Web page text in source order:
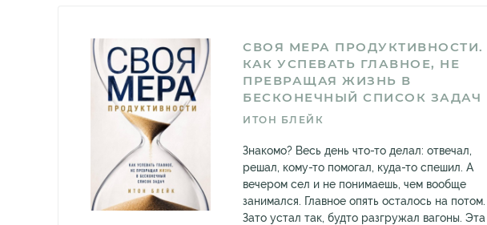
СВОЯ МЕРА ПРОДУКТИВНОСТИ.
КАК УСПЕВАТЬ ГЛАВНОЕ, НЕ
ПРЕВРАЩАЯ ЖИЗНЬ В
БЕСКОНЕЧНЫЙ СПИСОК ЗАДАЧ
ИТОН БЛЕЙК
Знакомо? Весь день что-то делал: отвечал,
решал, кому-то помогал, куда-то спешил. А
вечером сел и не понимаешь, чем вообще
занимался. Главное опять осталось на потом.
Зато устал так, будто разгружал вагоны. Эта